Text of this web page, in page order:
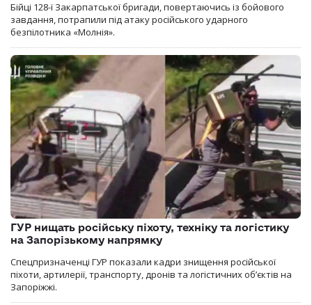
Бійці 128-ї Закарпатської бригади, повертаючись із бойового
завдання, потрапили під атаку російського ударного
безпілотника «Молнія».
ГУР нищать російську піхоту, техніку та логістику
на Запорізькому напрямку
Спецпризначенці ГУР показали кадри знищення російської
піхоти, артилерії, транспорту, дронів та логістичних об’єктів на
Запоріжжі.